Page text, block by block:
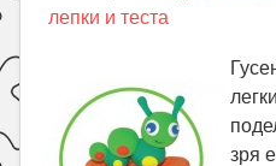
лепки и теста
зря